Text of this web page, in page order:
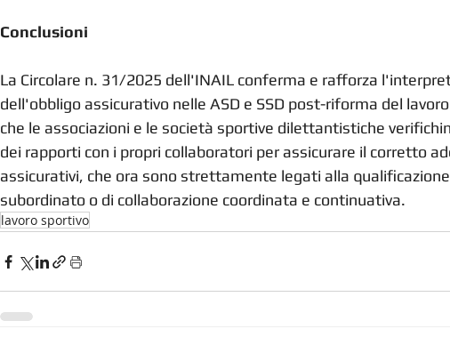
Conclusioni
La Circolare n. 31/2025 dell'INAIL conferma e rafforza
dell'obbligo assicurativo nelle ASD e SSD post-riforma del
che le associazioni e le società sportive dilettantistiche
dei rapporti con i propri collaboratori per assicurare il corretto
assicurativi, che ora sono strettamente legati alla
subordinato o di collaborazione coordinata e continuativa.
lavoro sportivo